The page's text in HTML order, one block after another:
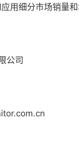
用细分市场销量
公司